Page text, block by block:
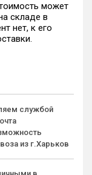
может
складе в
нет, к его
службой
из г.Харьков